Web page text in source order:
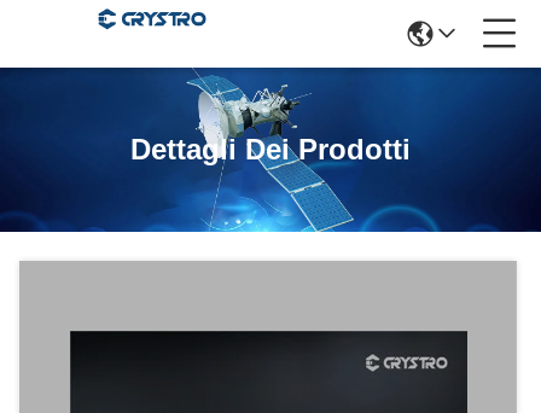
Dettagli Dei Prodotti